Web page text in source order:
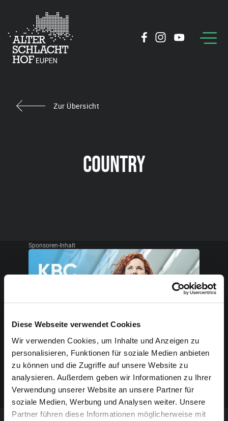
Diese Webseite verwendet Cookies
Wir verwenden Cookies, um Inhalte und Anzeigen zu
personalisieren, Funktionen für soziale Medien anbieten
zu können und die Zugriffe auf unsere Website zu
analysieren. Außerdem geben wir Informationen zu Ihrer
Verwendung unserer Website an unsere Partner für
soziale Medien, Werbung und Analysen weiter. Unsere
Partner führen diese Informationen möglicherweise mit
Zur Übersicht
COUNTRY
Sponsoren-Inhalt